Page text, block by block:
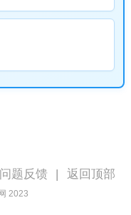
问题反馈 返回顶部
2023